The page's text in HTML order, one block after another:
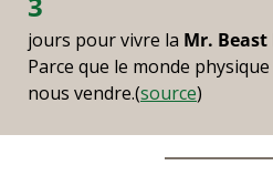
jours pour vivre la Mr. Beast
Parce que le monde
nous vendre.(source)